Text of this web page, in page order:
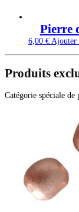
Pierre
6,00 € Ajouter
Produits
Catégorie spéciale de